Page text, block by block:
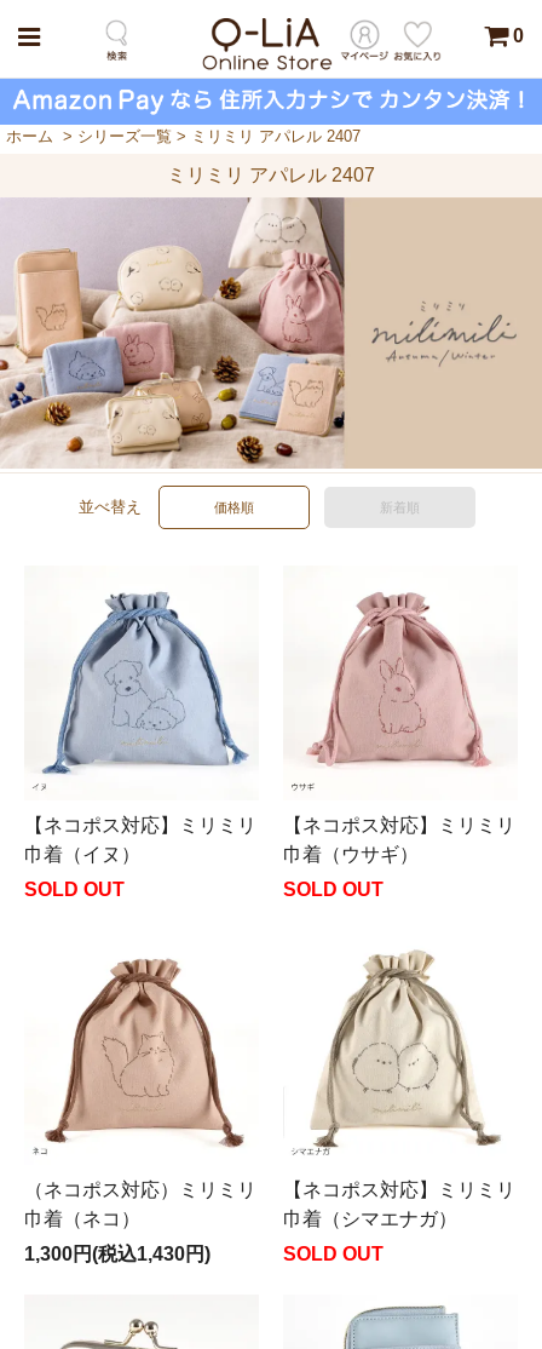
0
ホーム > シリーズ一覧 > ミリミリ アパレル 2407
ミリミリ アパレル 2407
並べ替え 価格順 新着順
【ネコポス対応】ミリミリ
巾着（イヌ）
SOLD OUT
【ネコポス対応】ミリミリ
巾着（ウサギ）
SOLD OUT
（ネコポス対応）ミリミリ
巾着（ネコ）
1,300円(税込1,430円)
【ネコポス対応】ミリミリ
巾着（シマエナガ）
SOLD OUT